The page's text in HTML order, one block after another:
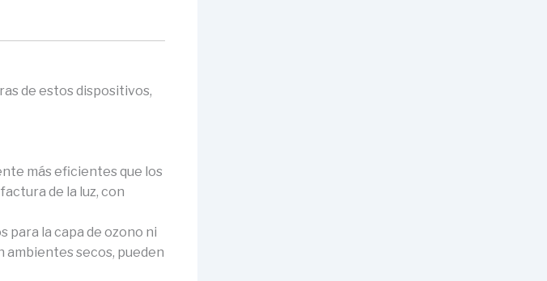
de estos dispositivos,
más eficientes que los
de la luz, con
para la capa de ozono ni
ambientes secos, pueden